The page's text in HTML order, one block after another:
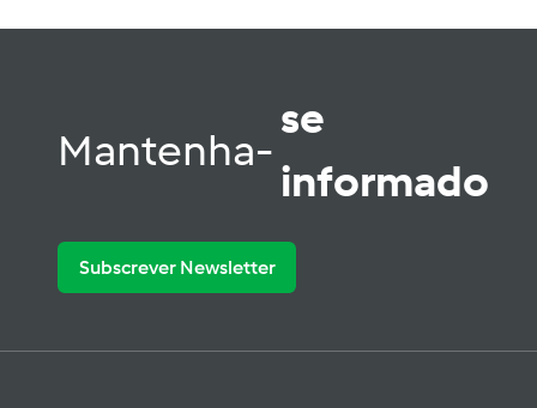
Mantenha-
se
informado
Subscrever Newsletter